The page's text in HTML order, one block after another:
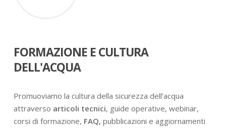
FORMAZIONE E CULTURA
DELL'ACQUA
Promuoviamo la cultura della sicurezza dell’acqua
attraverso articoli tecnici, guide operative, webinar,
corsi di formazione, FAQ, pubblicazioni e aggiornamenti